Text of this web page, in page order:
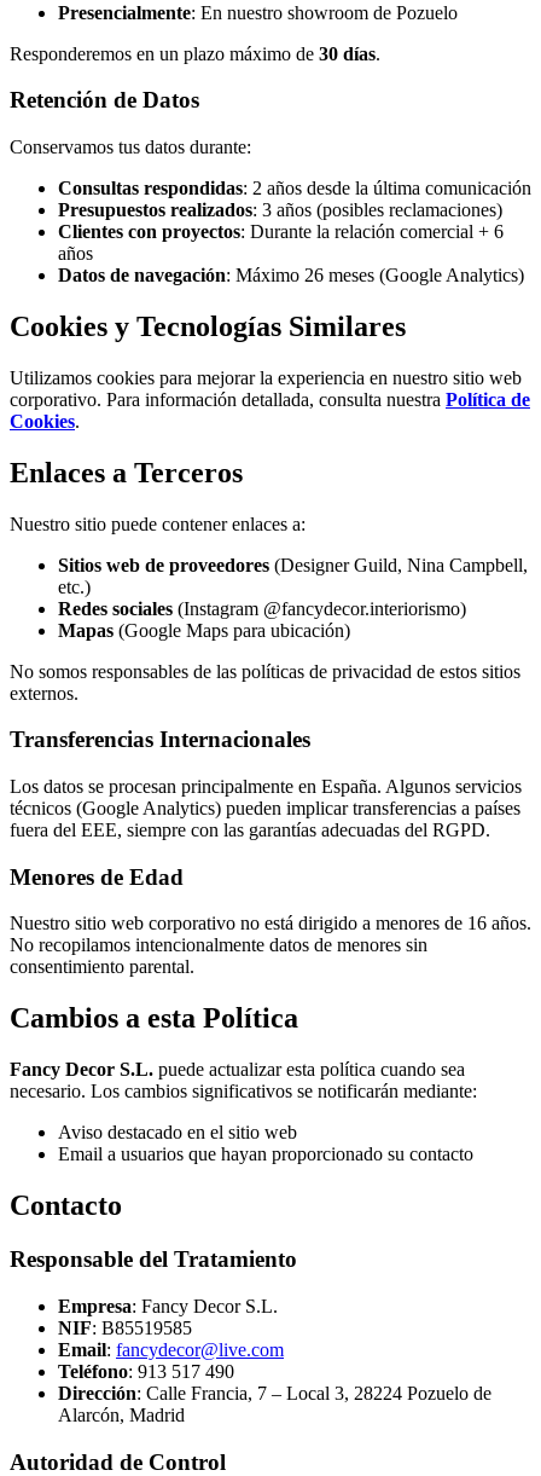
Presencialmente: En nuestro showroom de Pozuelo
Responderemos en un plazo máximo de 30 días.
Retención de Datos
Conservamos tus datos durante:
Consultas respondidas: 2 años desde la última comunicación
Presupuestos realizados: 3 años (posibles reclamaciones)
Clientes con proyectos: Durante la relación comercial + 6
años
Datos de navegación: Máximo 26 meses (Google Analytics)
Cookies y Tecnologías Similares
Utilizamos cookies para mejorar la experiencia en nuestro sitio web
corporativo. Para información detallada, consulta nuestra Política de
Cookies.
Enlaces a Terceros
Nuestro sitio puede contener enlaces a:
Sitios web de proveedores (Designer Guild, Nina Campbell,
etc.)
Redes sociales (Instagram @fancydecor.interiorismo)
Mapas (Google Maps para ubicación)
No somos responsables de las políticas de privacidad de estos sitios
externos.
Transferencias Internacionales
Los datos se procesan principalmente en España. Algunos servicios
técnicos (Google Analytics) pueden implicar transferencias a países
fuera del EEE, siempre con las garantías adecuadas del RGPD.
Menores de Edad
Nuestro sitio web corporativo no está dirigido a menores de 16 años.
No recopilamos intencionalmente datos de menores sin
consentimiento parental.
Cambios a esta Política
Fancy Decor S.L. puede actualizar esta política cuando sea
necesario. Los cambios significativos se notificarán mediante:
Aviso destacado en el sitio web
Email a usuarios que hayan proporcionado su contacto
Contacto
Responsable del Tratamiento
Empresa: Fancy Decor S.L.
NIF: B85519585
Email: fancydecor@live.com
Teléfono: 913 517 490
Dirección: Calle Francia, 7 – Local 3, 28224 Pozuelo de
Alarcón, Madrid
Autoridad de Control